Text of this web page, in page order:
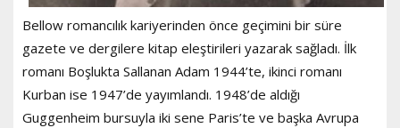
Bellow romancılık kariyerinden önce geçimini bir süre
gazete ve dergilere kitap eleştirileri yazarak sağladı. İlk
romanı Boşlukta Sallanan Adam 1944’te, ikinci romanı
Kurban ise 1947’de yayımlandı. 1948’de aldığı
Guggenheim bursuyla iki sene Paris’te ve başka Avrupa